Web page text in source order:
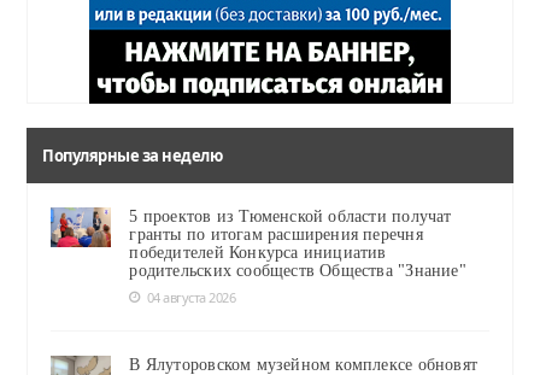
Популярные за неделю
5 проектов из Тюменской области получат
гранты по итогам расширения перечня
победителей Конкурса инициатив
родительских сообществ Общества "Знание"
04 августа 2026
В Ялуторовском музейном комплексе обновят